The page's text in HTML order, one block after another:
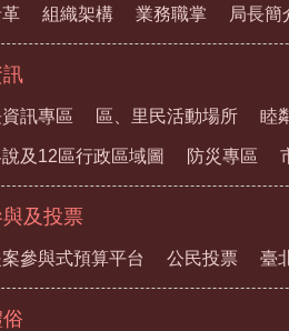
組織架構 業務職掌 局長簡
訊
訊專區 區、里民活動場所 睦
及12區行政區域圖 防災專區
及投票
參與式預算平台 公民投票 臺